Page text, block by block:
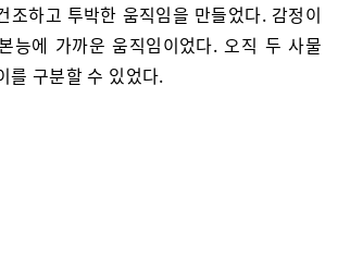
조하고 투박한 움직임을 만들었다. 감정이
능에 가까운 움직임이었다. 오직 두 사물
를 구분할 수 있었다.